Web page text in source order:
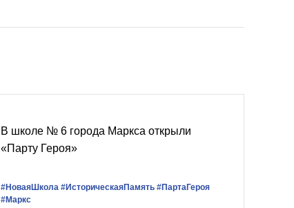
В школе № 6 города Маркса открыли
«Парту Героя»
#НоваяШкола #ИсторическаяПамять #ПартаГероя
#Маркс